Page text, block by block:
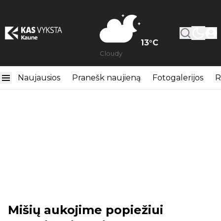
13°C
Cloudy
Naujausios Pranešk naujieną Fotogalerijos
Mišių aukojime popiežiui